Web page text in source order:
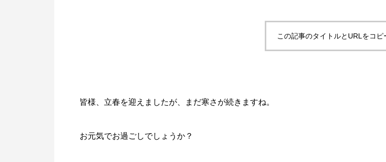
この記事のタイトルとURLをコピ
皆様、立春を迎えましたが、まだ寒さが続きますね。
お元気でお過ごしでしょうか？